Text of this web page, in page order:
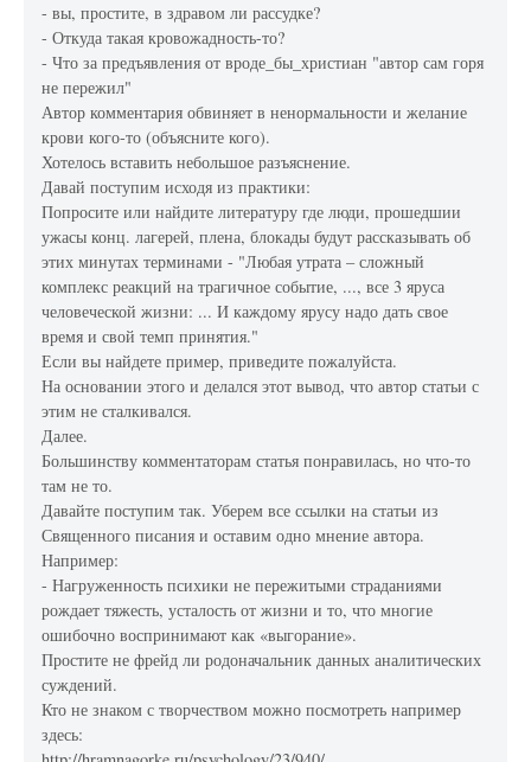
- вы, простите, в здравом ли рассудке?
- Откуда такая кровожадность-то?
- Что за предъявления от вроде_бы_христиан "автор сам горя
не пережил"
Автор комментария обвиняет в ненормальности и желание
крови кого-то (объясните кого).
Хотелось вставить небольшое разъяснение.
Давай поступим исходя из практики:
Попросите или найдите литературу где люди, прошедшии
ужасы конц. лагерей, плена, блокады будут рассказывать об
этих минутах терминами - "Любая утрата – сложный
комплекс реакций на трагичное событие, ..., все 3 яруса
человеческой жизни: ... И каждому ярусу надо дать свое
время и свой темп принятия."
Если вы найдете пример, приведите пожалуйста.
На основании этого и делался этот вывод, что автор статьи с
этим не сталкивался.
Далее.
Большинству комментаторам статья понравилась, но что-то
там не то.
Давайте поступим так. Уберем все ссылки на статьи из
Священного писания и оставим одно мнение автора.
Например:
- Нагруженность психики не пережитыми страданиями
рождает тяжесть, усталость от жизни и то, что многие
ошибочно воспринимают как «выгорание».
Простите не фрейд ли родоначальник данных аналитических
суждений.
Кто не знаком с творчеством можно посмотреть например
здесь: